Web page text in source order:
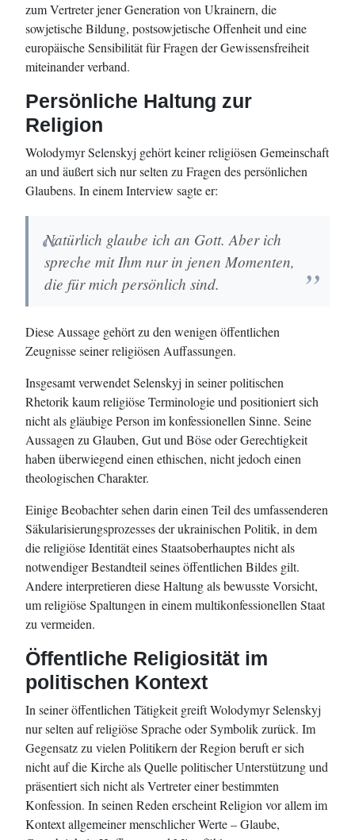
zum Vertreter jener Generation von Ukrainern, die
sowjetische Bildung, postsowjetische Offenheit und eine
europäische Sensibilität für Fragen der Gewissensfreiheit
miteinander verband.
Persönliche Haltung zur
Religion
Wolodymyr Selenskyj gehört keiner religiösen Gemeinschaft
an und äußert sich nur selten zu Fragen des persönlichen
Glaubens. In einem Interview sagte er:
Natürlich glaube ich an Gott. Aber ich
spreche mit Ihm nur in jenen Momenten,
die für mich persönlich sind.
Diese Aussage gehört zu den wenigen öffentlichen
Zeugnisse seiner religiösen Auffassungen.
Insgesamt verwendet Selenskyj in seiner politischen
Rhetorik kaum religiöse Terminologie und positioniert sich
nicht als gläubige Person im konfessionellen Sinne. Seine
Aussagen zu Glauben, Gut und Böse oder Gerechtigkeit
haben überwiegend einen ethischen, nicht jedoch einen
theologischen Charakter.
Einige Beobachter sehen darin einen Teil des umfassenderen
Säkularisierungsprozesses der ukrainischen Politik, in dem
die religiöse Identität eines Staatsoberhauptes nicht als
notwendiger Bestandteil seines öffentlichen Bildes gilt.
Andere interpretieren diese Haltung als bewusste Vorsicht,
um religiöse Spaltungen in einem multikonfessionellen Staat
zu vermeiden.
Öffentliche Religiosität im
politischen Kontext
In seiner öffentlichen Tätigkeit greift Wolodymyr Selenskyj
nur selten auf religiöse Sprache oder Symbolik zurück. Im
Gegensatz zu vielen Politikern der Region beruft er sich
nicht auf die Kirche als Quelle politischer Unterstützung und
präsentiert sich nicht als Vertreter einer bestimmten
Konfession. In seinen Reden erscheint Religion vor allem im
Kontext allgemeiner menschlicher Werte – Glaube,